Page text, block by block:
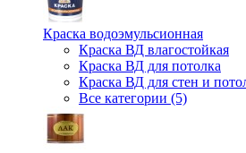
Краска водоэмульсионная
Краска ВД влагостойкая
Краска ВД для потолка
Краска ВД для стен и
Все категории (5)